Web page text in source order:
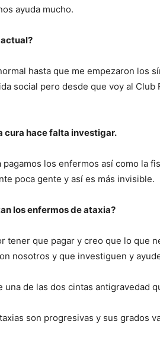
ayuda mucho.
hasta que me empezaron los
social pero desde que voy al
cura hace falta investigar.
los enfermos así como la
poca gente y así es más invisible.
los enfermos de ataxia?
tener que pagar y creo que lo que
nosotros y que investiguen y
una de las dos cintas antigravedad
son progresivas y sus grados